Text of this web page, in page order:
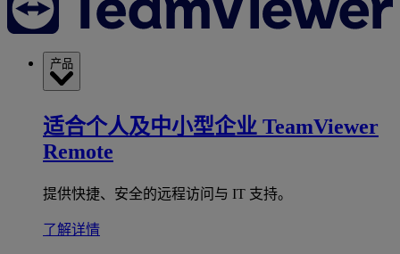
产品
适合个人及中小型企业 TeamViewer
Remote
提供快捷、安全的远程访问与 IT 支持。
了解详情